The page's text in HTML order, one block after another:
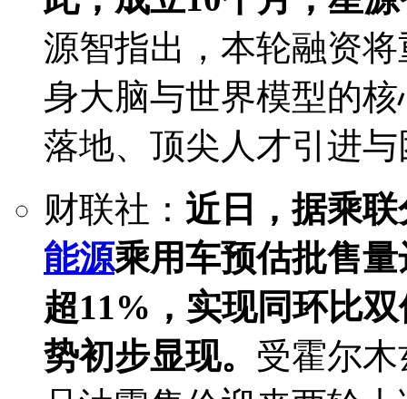
源智指出，本轮融资
身大脑与世界模型的
落地、顶尖人才引进
财联社： 近日，据乘
能源乘用车预估批售
超11%，实现同环比
势初步显现。 受霍尔